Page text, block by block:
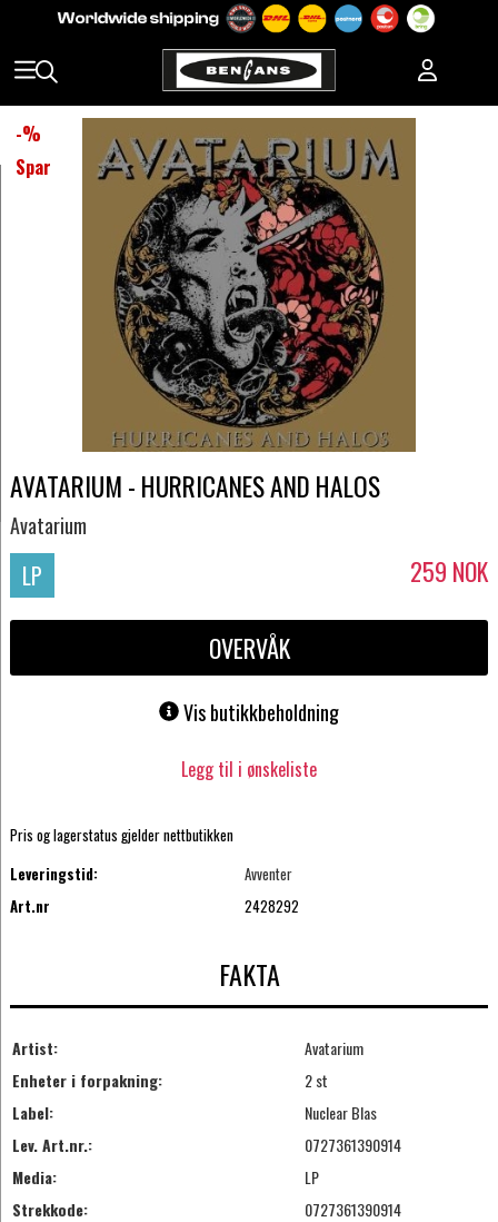
-%
Spar
AVATARIUM - HURRICANES AND HALOS
Avatarium
LP 259 NOK
OVERVÅK
Vis butikkbeholdning
Legg til i ønskeliste
Pris og lagerstatus gjelder nettbutikken
Leveringstid:
Avventer
Art.nr
2428292
FAKTA
Artist:
Avatarium
Enheter i forpakning:
2 st
Label:
Nuclear Blas
Lev. Art.nr.:
0727361390914
Media:
LP
Strekkode:
0727361390914